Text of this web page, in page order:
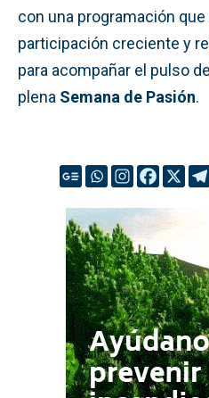
con una programación
participación creciente y
para acompañar el pulso
plena Semana de Pasión.